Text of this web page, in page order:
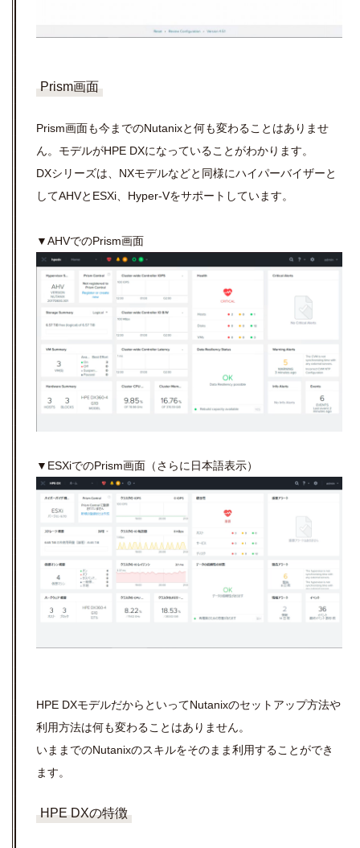
Prism画面
Prism画面も今までのNutanixと何も変わることはありませ
ん。モデルがHPE DXになっていることがわかります。
DXシリーズは、NXモデルなどと同様にハイパーバイザーと
してAHVとESXi、Hyper-Vをサポートしています。
▼AHVでのPrism画面
▼ESXiでのPrism画面（さらに日本語表示）
HPE DXモデルだからといってNutanixのセットアップ方法や
利用方法は何も変わることはありません。
いままでのNutanixのスキルをそのまま利用することができ
ます。
HPE DXの特徴